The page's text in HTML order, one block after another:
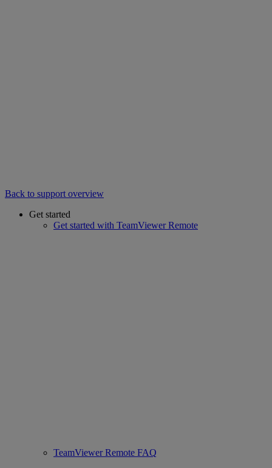
Back to support overview
Get started
Get started with TeamViewer Remote
TeamViewer Remote FAQ